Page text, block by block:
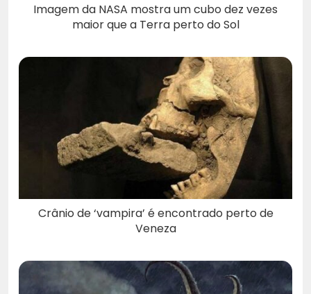
Imagem da NASA mostra um cubo dez vezes
maior que a Terra perto do Sol
Crânio de ‘vampira’ é encontrado perto de
Veneza